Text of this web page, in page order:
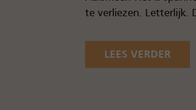
te verliezen. Letterlijk.
LEES VERDER